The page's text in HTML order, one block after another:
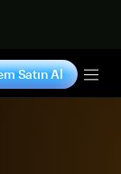
Satın Al